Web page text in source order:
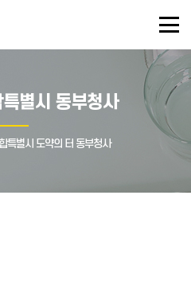
별시 동부청사
특별시 도약의 터 동부청사